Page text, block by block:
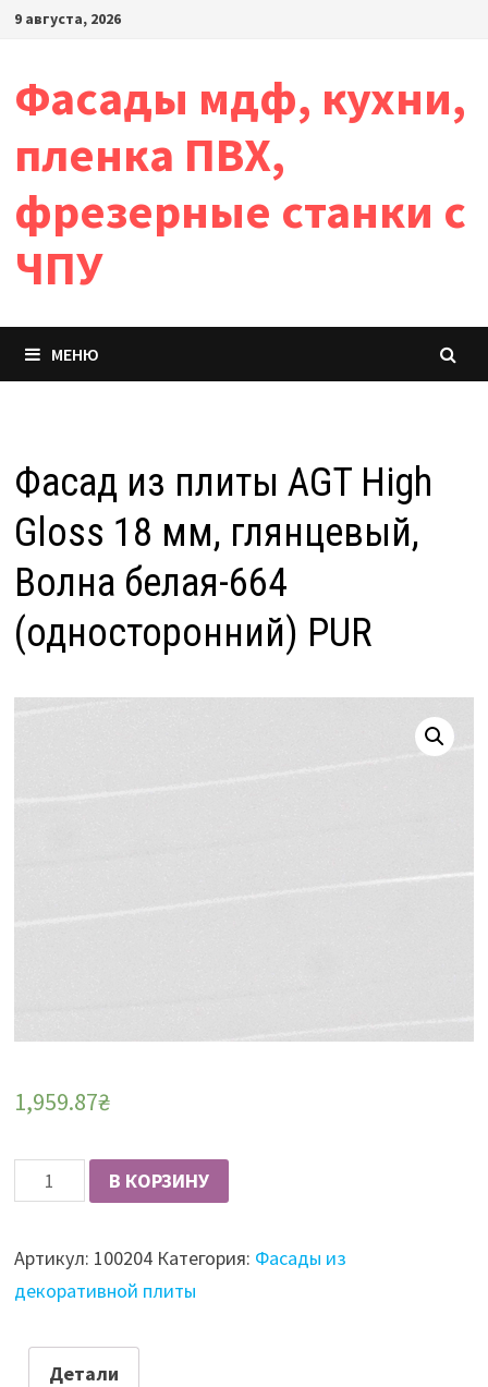
Перейти
9 августа, 2026
Фасады мдф, кухни,
пленка ПВХ,
фрезерные станки с
ЧПУ
МЕНЮ
Фасад из плиты AGT High
Gloss 18 мм, глянцевый,
Волна белая-664
(односторонний) PUR
1,959.87₴
Количество
Фасад
плиты
AGT
Gloss
В КОРЗИНУ
Артикул: 100204 Категория: Фасады из
декоративной плиты
Детали